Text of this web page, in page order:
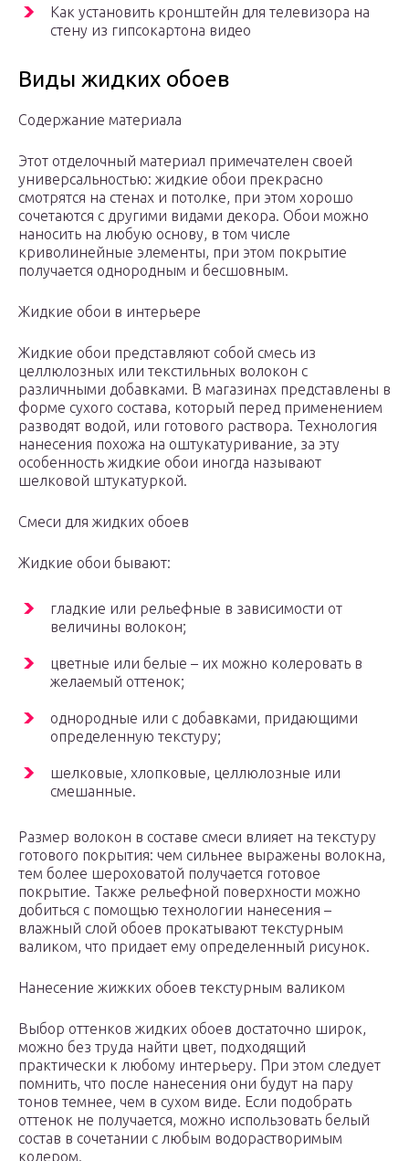
Как установить кронштейн для телевизора на
стену из гипсокартона видео
Виды жидких обоев
Содержание материала
Этот отделочный материал примечателен своей
универсальностью: жидкие обои прекрасно
смотрятся на стенах и потолке, при этом хорошо
сочетаются с другими видами декора. Обои можно
наносить на любую основу, в том числе
криволинейные элементы, при этом покрытие
получается однородным и бесшовным.
Жидкие обои в интерьере
Жидкие обои представляют собой смесь из
целлюлозных или текстильных волокон с
различными добавками. В магазинах представлены в
форме сухого состава, который перед применением
разводят водой, или готового раствора. Технология
нанесения похожа на оштукатуривание, за эту
особенность жидкие обои иногда называют
шелковой штукатуркой.
Смеси для жидких обоев
Жидкие обои бывают:
гладкие или рельефные в зависимости от
величины волокон;
цветные или белые – их можно колеровать в
желаемый оттенок;
однородные или с добавками, придающими
определенную текстуру;
шелковые, хлопковые, целлюлозные или
смешанные.
Размер волокон в составе смеси влияет на текстуру
готового покрытия: чем сильнее выражены волокна,
тем более шероховатой получается готовое
покрытие. Также рельефной поверхности можно
добиться с помощью технологии нанесения –
влажный слой обоев прокатывают текстурным
валиком, что придает ему определенный рисунок.
Нанесение жижких обоев текстурным валиком
Выбор оттенков жидких обоев достаточно широк,
можно без труда найти цвет, подходящий
практически к любому интерьеру. При этом следует
помнить, что после нанесения они будут на пару
тонов темнее, чем в сухом виде. Если подобрать
оттенок не получается, можно использовать белый
состав в сочетании с любым водорастворимым
колером.